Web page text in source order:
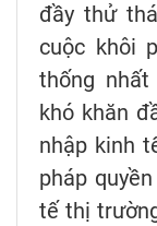
đầy thử
cuộc khôi
thống
khó khăn
nhập kinh
pháp
tế thị